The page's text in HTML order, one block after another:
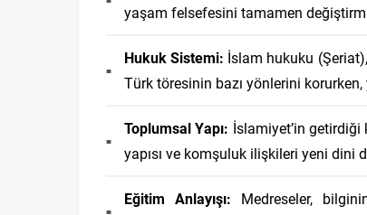
yaşam felsefesini tamamen
Hukuk Sistemi: İslam hukuku
Türk töresinin bazı yönlerini
Toplumsal Yapı: İslamiyet’in
yapısı ve komşuluk ilişkileri yeni dini
Eğitim Anlayışı: Medreseler,